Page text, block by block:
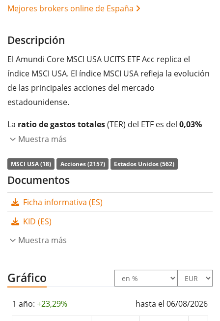
Mejores brokers online de España
Descripción
El Amundi Core MSCI USA UCITS ETF Acc replica el
índice MSCI USA. El índice MSCI USA refleja la evolución
de las principales acciones del mercado
estadounidense.
La ratio de gastos totales(TER) del ETF es del 0,03%
p.a.. El Amundi Core MSCI USA UCITS ETF Acc es el ETF
la rentabilidad del índice subyacente comprando todos
los componentes del índice (réplica completa). Los
dividendos del ETF seacumulany se reinvierten en el
ETF.
grande con 3.812m Euro de activos gestionados
en Irlanda
Muestra más
MSCI USA (18) Acciones (2157) Estados Unidos (562)
Documentos
Ficha informativa (ES)
KID (ES)
Muestra más
Gráfico
1 año: +23,29% hasta el 06/08/2026